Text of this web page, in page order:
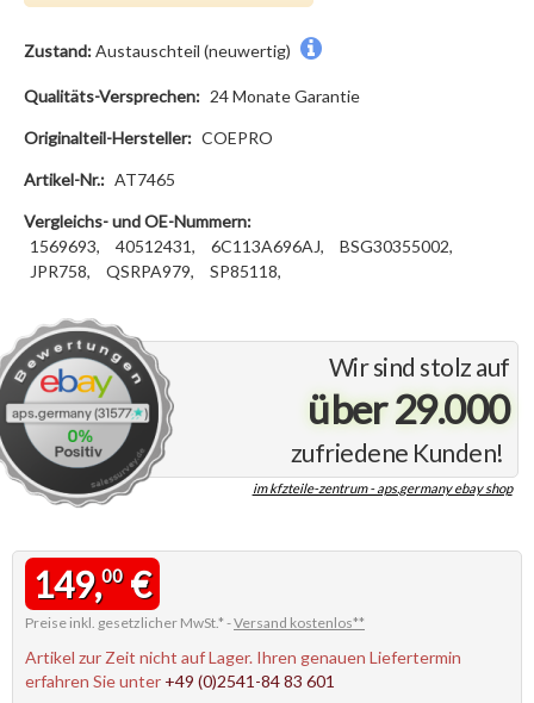
Wir sind stolz auf
über 29.000
zufriedene Kunden!
im kfzteile-zentrum - aps.germany ebay shop
Zustand:Austauschteil (neuwertig)
Qualitäts-Versprechen: 24 Monate Garantie
Originalteil-Hersteller: COEPRO
Artikel-Nr.: AT7465
Vergleichs- und OE-Nummern:
1569693,
40512431, 6C113A696AJ,
BSG30355002,
JPR758,
QSRPA979, SP85118,
149,00€
Preise inkl. gesetzlicher MwSt.* -Versand kostenlos**
Artikel zur Zeit nicht auf Lager. Ihren genauen Liefertermin
erfahren Sie unter +49 (0)2541-84 83 601